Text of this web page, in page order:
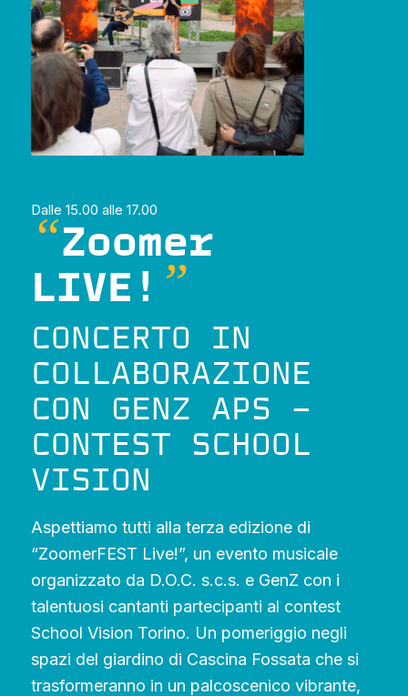
Dalle 15.00 alle 17.00
“Zoomer
LIVE! ”
CONCERTO IN
COLLABORAZIONE
CON GENZ APS –
CONTEST SCHOOL
VISION
Aspettiamo tutti alla terza edizione di
“ZoomerFEST Live!”, un evento musicale
organizzato da D.O.C. s.c.s. e GenZ con i
talentuosi cantanti partecipanti al contest
School Vision Torino. Un pomeriggio negli
spazi del giardino di Cascina Fossata che si
trasformeranno in un palcoscenico vibrante,